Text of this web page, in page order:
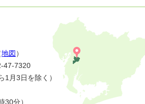
地図 ）
47-7320
1月3日を除く）
30分）